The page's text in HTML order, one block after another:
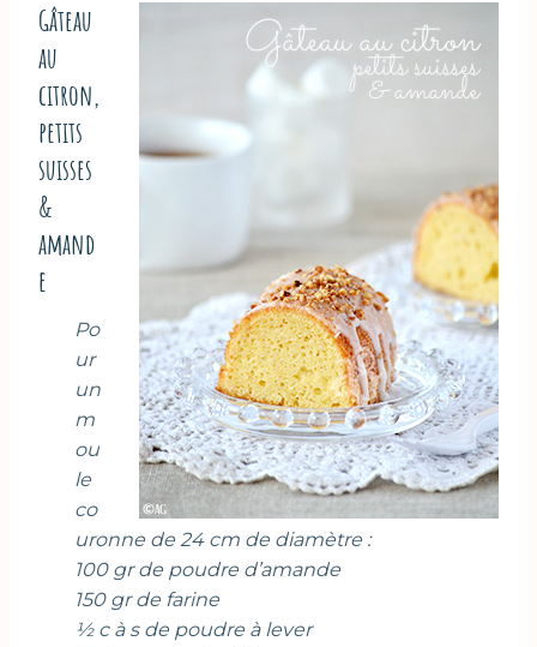
Gâteau
au
citron,
petits
suisses
&
amand
e
Po
ur
un
m
ou
le
co
uronne de 24 cm de diamètre :
100 gr de poudre d’amande
150 gr de farine
½ c à s de poudre à lever